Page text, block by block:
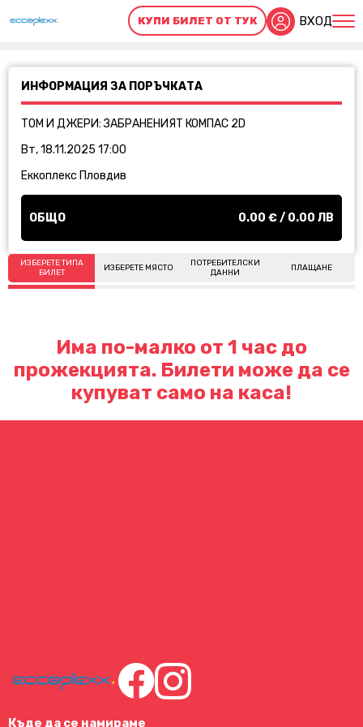
КУПИ БИЛЕТ ОТ ТУК ВХОД
ИНФОРМАЦИЯ ЗА ПОРЪЧКАТА
ТОМ И ДЖЕРИ: ЗАБРАНЕНИЯТ КОМПАС 2D
Вт, 18.11.2025 17:00
Еккоплекс Пловдив
ОБЩО 0.00 € / 0.00 ЛВ
ИЗБЕРЕТЕ ТИПА
БИЛЕТ
ИЗБЕРЕТЕ МЯСТО
ПОТРЕБИТЕЛСКИ
ДАННИ
ПЛАЩАНЕ
Има по-малко от 1 час до
прожекцията. Билети може да се
купуват само на каса!
Къде да се намираме